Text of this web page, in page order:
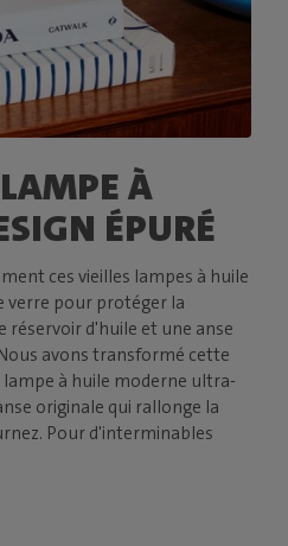
À
ÉPURÉ
ces vieilles lampes à huile
verre pour protéger la
réservoir d'huile et une anse
avons transformé cette
à huile moderne ultra-
originale qui rallonge la
Pour d'interminables